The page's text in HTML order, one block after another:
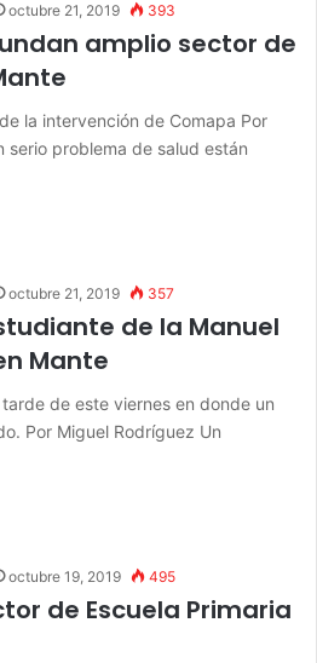
octubre 21, 2019 393
amplio sector de
la intervención de Comapa Por
serio problema de salud están
octubre 21, 2019 357
de la Manuel
Mante
de este viernes en donde un
Por Miguel Rodríguez Un
octubre 19, 2019 495
de Escuela Primaria